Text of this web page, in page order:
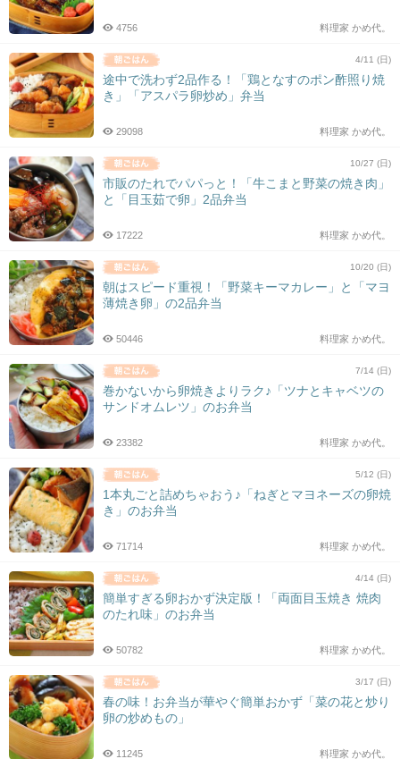
料理家 かめ代。
4756
4/11 (日)
途中で洗わず2品作る！「鶏となすのポン酢照り焼
き」「アスパラ卵炒め」弁当
料理家 かめ代。
29098
10/27 (日)
市販のたれでパパっと！「牛こまと野菜の焼き肉」
と「目玉茹で卵」2品弁当
料理家 かめ代。
17222
10/20 (日)
朝はスピード重視！「野菜キーマカレー」と「マヨ
薄焼き卵」の2品弁当
料理家 かめ代。
50446
7/14 (日)
巻かないから卵焼きよりラク♪「ツナとキャベツの
サンドオムレツ」のお弁当
料理家 かめ代。
23382
5/12 (日)
1本丸ごと詰めちゃおう♪「ねぎとマヨネーズの卵焼
き」のお弁当
料理家 かめ代。
71714
4/14 (日)
簡単すぎる卵おかず決定版！「両面目玉焼き 焼肉
のたれ味」のお弁当
料理家 かめ代。
50782
3/17 (日)
春の味！お弁当が華やぐ簡単おかず「菜の花と炒り
卵の炒めもの」
料理家 かめ代。
11245